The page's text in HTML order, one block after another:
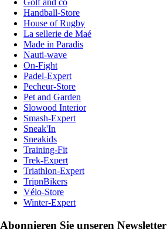
Golf and co
Handball-Store
House of Rugby
La sellerie de Maé
Made in Paradis
Nauti-wave
On-Fight
Padel-Expert
Pecheur-Store
Pet and Garden
Slowood Interior
Smash-Expert
Sneak'In
Sneakids
Training-Fit
Trek-Expert
Triathlon-Expert
TripnBikers
Vélo-Store
Winter-Expert
Abonnieren Sie unseren Newsletter